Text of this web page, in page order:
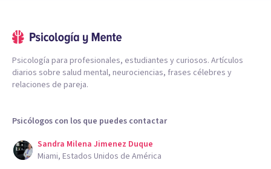
Psicología para profesionales, estudiantes y curiosos. Artículos
diarios sobre salud mental, neurociencias, frases célebres y
relaciones de pareja.
Psicólogos con los que puedes contactar
Sandra Milena Jimenez Duque
Miami, Estados Unidos de América